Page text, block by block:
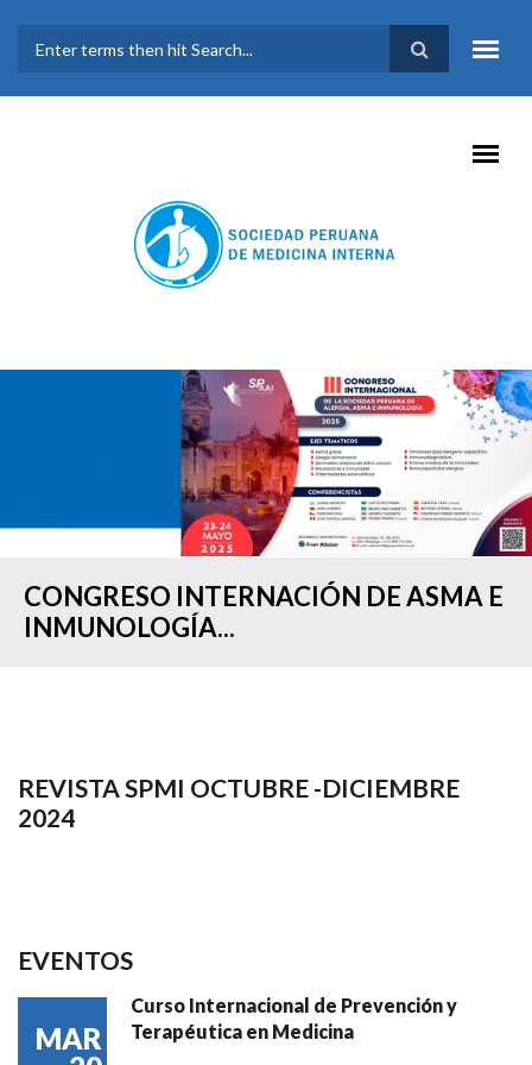
FORMULARIO DE
BÚSQUEDA
CONGRESO INTERNACIÓN DE ASMA E
INMUNOLOGÍA...
REVISTA SPMI OCTUBRE -DICIEMBRE
2024
EVENTOS
MAR
Curso Internacional de Prevención y
Terapéutica en Medicina